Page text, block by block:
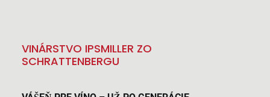
VINÁRSTVO IPSMILLER ZO
SCHRATTENBERGU